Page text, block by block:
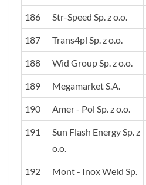
186 Str-Speed Sp. z o.o.
187 Trans4pl Sp. z o.o.
188 Wid Group Sp. z o.o.
189 Megamarket S.A.
190 Amer - Pol Sp. z o.o.
191
Sun Flash Energy Sp. z
o.o.
192
Mont - Inox Weld Sp.